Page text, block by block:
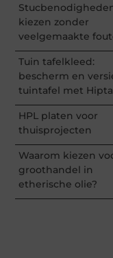
kiezen zonder
veelgemaakte
Tuin tafelkleed:
bescherm en
tuintafel met
HPL platen voor
thuisprojecten
Waarom kiezen
groothandel in
etherische olie?